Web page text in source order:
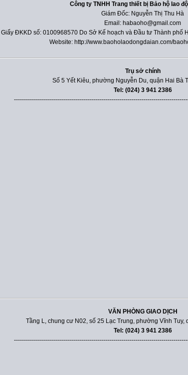
Công ty TNHH Trang thiết bị Bảo hộ lao
Giám Đốc: Nguyễn Thị Thu Hà
Email: habaoho@gmail.com
Giấy ĐKKD số: 0100968570 Do Sở Kế hoạch và Đầu tư Thành phố
Website: http://www.baoholaodongdaian.com/
Trụ sở chính
Số 5 Yết Kiêu, phường Nguyễn Du, quận Hai Bà
Tel: (024) 3 941 2386
VĂN PHÒNG GIAO DỊCH
Tầng L, chung cư N02, số 25 Lạc Trung, phường Vĩnh Tuy,
Tel: (024) 3 941 2386